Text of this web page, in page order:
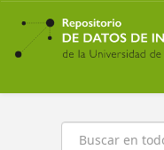
Ir
contenido
principal
Buscar